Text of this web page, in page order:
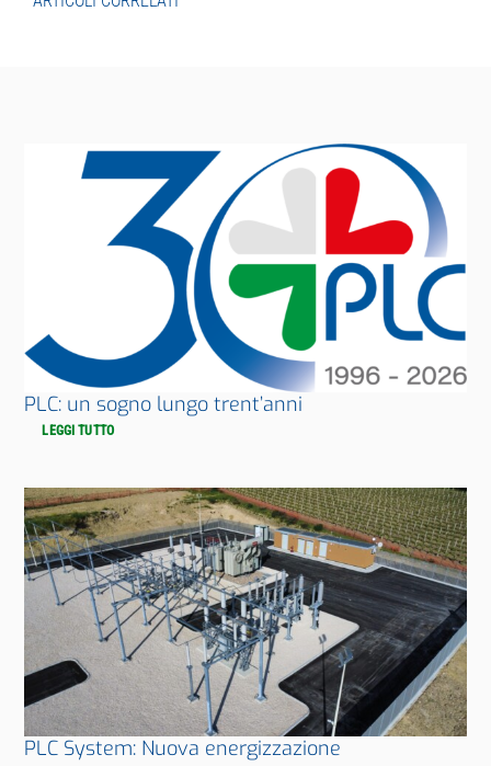
PLC: un sogno lungo trent’anni
LEGGI TUTTO
PLC System: Nuova energizzazione